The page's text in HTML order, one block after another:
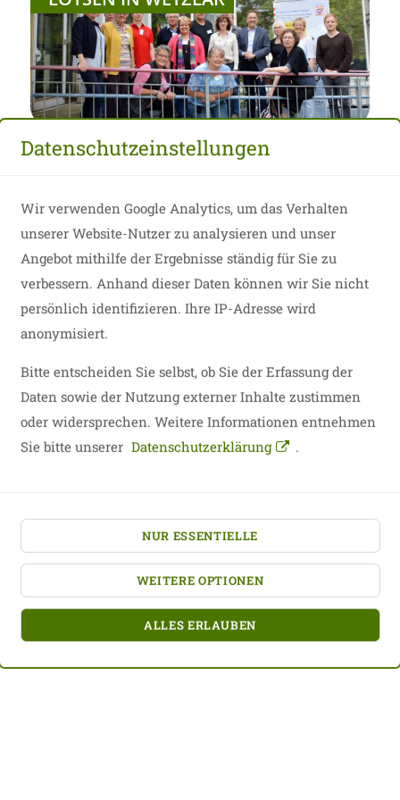
Unser Wetzlarer...
Am ersten Juli-Wochenende trafen sich angehende
E-Lotsen im Wetzlarer Rathaus zu ihrem zweiten
Begrüßt wurden die Teams von Oberbürgermeister
Manfred...
2017
absolvieren gerade die Engagement-Lotsen-
Ausbildung.
Es reizt sie, im Team zu arbeiten, gemeinsam Ideen
zu entwickeln und neue Kontakte...
ARBEITSFELD:
ENGAGEMENT-LOTSEN
zeige alle Inhalte zum Arbeitsfeld an
zurück
Datenschutzeinstellungen
Wir verwenden Google Analytics, um das Verhalten
unserer Website-Nutzer zu analysieren und unser
Angebot mithilfe der Ergebnisse ständig für Sie zu
verbessern. Anhand dieser Daten können wir Sie nicht
persönlich identifizieren. Ihre IP-Adresse wird
anonymisiert.
Bitte entscheiden Sie selbst, ob Sie der Erfassung der
Daten sowie der Nutzung externer Inhalte zustimmen
oder widersprechen. Weitere Informationen entnehmen
Sie bitte unserer Datenschutzerklärung .
NUR ESSENTIELLE
WEITERE OPTIONEN
ALLES ERLAUBEN